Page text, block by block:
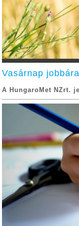
Vasárnap
A HungaroMet NZrt.